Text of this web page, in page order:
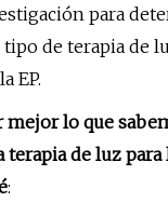
para
de terapia de
EP.
mejor lo que
de luz para
: